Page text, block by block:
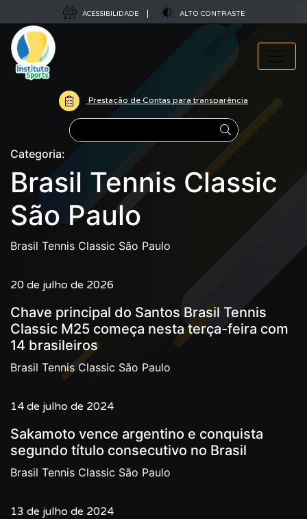
ACESSIBILIDADE ALTO CONTRASTE
Prestação de Contas para transparência
Pesquisar
Categoria:
Brasil Tennis Classic
São Paulo
Brasil Tennis Classic São Paulo
20 de julho de 2026
Chave principal do Santos Brasil Tennis
Classic M25 começa nesta terça-feira com
14 brasileiros
Brasil Tennis Classic São Paulo
14 de julho de 2024
Sakamoto vence argentino e conquista
segundo título consecutivo no Brasil
Brasil Tennis Classic São Paulo
13 de julho de 2024